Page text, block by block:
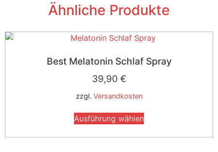
Ähnliche Produkte
Best Melatonin Schlaf Spray
39,90 €
zzgl. Versandkosten
Ausführung wählen